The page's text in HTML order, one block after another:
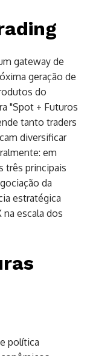
gateway de
geração de
do
"Spot + Futuros
tanto traders
diversificar
em
três principais
da
estratégica
na escala dos
política